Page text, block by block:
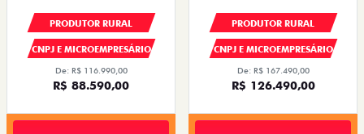
PRODUTOR RURAL
CNPJ E MICROEMPRESÁRIO
De: R$ 116.990,00
R$ 88.590,00
PRODUTOR RURAL
CNPJ E MICROEMPRESÁRIO
De: R$ 167.490,00
R$ 126.490,00